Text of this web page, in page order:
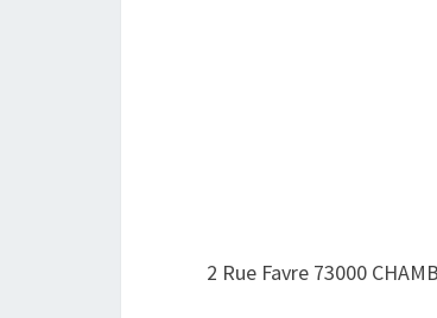
2 Rue Favre 73000